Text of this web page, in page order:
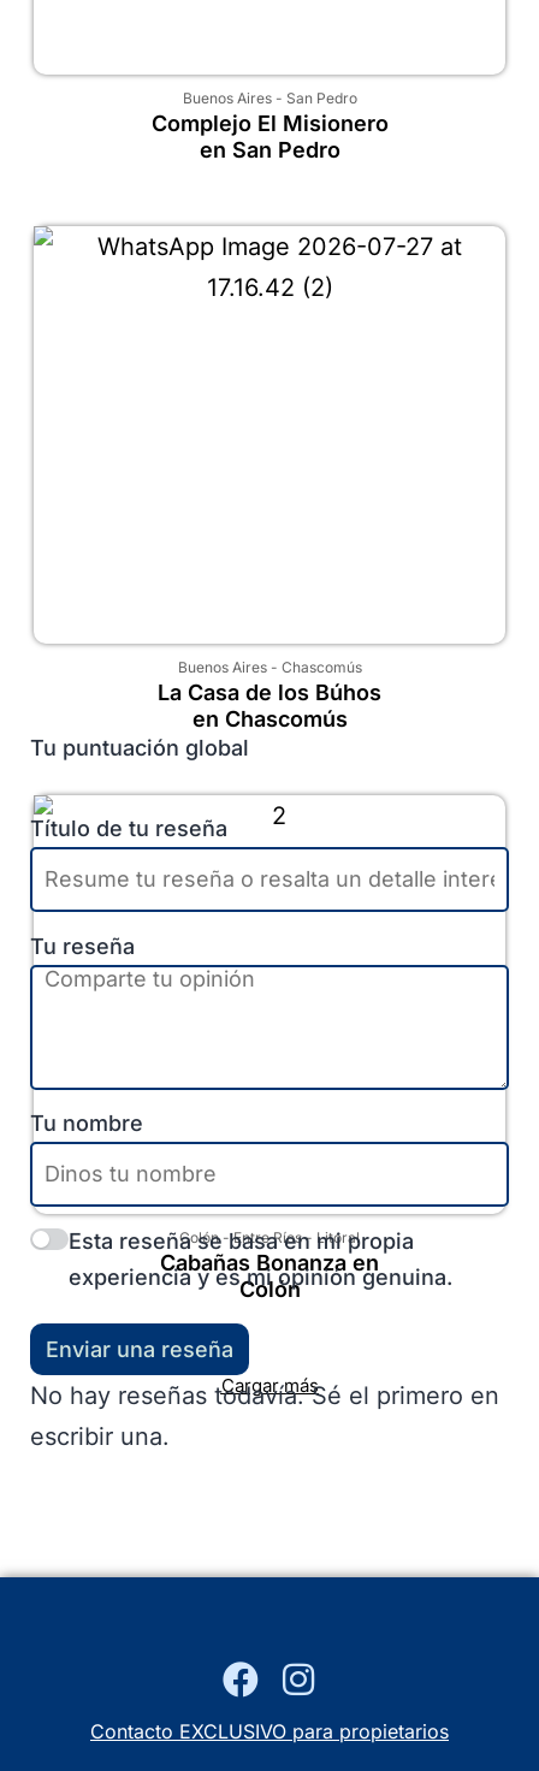
Buenos Aires- San Pedro
Complejo El Misionero
en San Pedro
Buenos Aires- Chascomús
La Casa de los Búhos
en Chascomús
Colón-Entre Ríos- Litoral
Cabañas Bonanza en
Colón
Cargar más
Tu puntuación global
Título de tu reseña
Tu reseña
Tu nombre
Esta reseña se basa en mi propia
experiencia y es mi opinión genuina.
Enviar una reseña
No hay reseñas todavía. Sé el primero en
escribir una.
Contacto EXCLUSIVO para propietarios